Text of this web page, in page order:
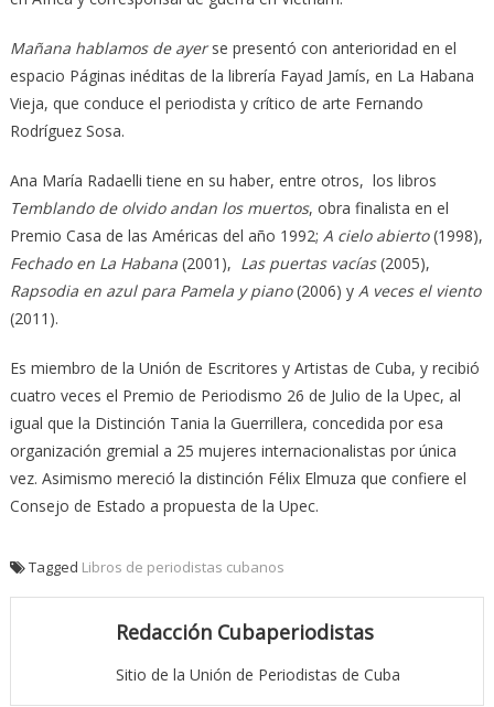
Mañana hablamos de ayerse presentó con anterioridad en el
espacio Páginas inéditas de la librería Fayad Jamís, en La Habana
Vieja, que conduce el periodista y crítico de arte Fernando
Rodríguez Sosa.
Ana María Radaelli tiene en su haber, entre otros, los libros
Temblando de olvido andan los muertos, obra finalista en el
Premio Casa de las Américas del año 1992; A cielo abierto(1998),
Fechado en La Habana(2001), Las puertas vacías(2005),
Rapsodia en azul para Pamela y piano(2006) y A veces el viento
(2011).
Es miembro de la Unión de Escritores y Artistas de Cuba, y recibió
cuatro veces el Premio de Periodismo 26 de Julio de la Upec, al
igual que la Distinción Tania la Guerrillera, concedida por esa
organización gremial a 25 mujeres internacionalistas por única
vez. Asimismo mereció la distinción Félix Elmuza que confiere el
Consejo de Estado a propuesta de la Upec.
Tagged Libros de periodistas cubanos
Redacción Cubaperiodistas
Sitio de la Unión de Periodistas de Cuba